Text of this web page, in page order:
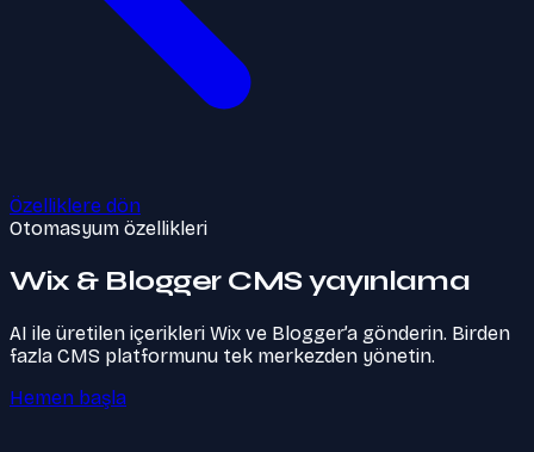
Özelliklere dön
Otomasyum özellikleri
Wix & Blogger CMS yayınlama
AI ile üretilen içerikleri Wix ve Blogger’a gönderin. Birden
fazla CMS platformunu tek merkezden yönetin.
Hemen başla